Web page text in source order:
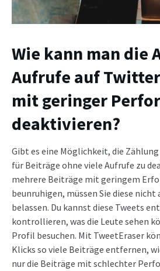
Wie kann man die
Aufrufe auf
mit geringer
deaktivieren?
Gibt es eine Möglichkeit, die
für Beiträge ohne viele Aufrufe zu
mehrere Beiträge mit geringem
beunruhigen, müssen Sie diese
belassen. Du kannst diese Tweets
kontrollieren, was die Leute sehen
Profil besuchen. Mit TweetEraser
Klicks so viele Beiträge entfernen,
nur die Beiträge mit schlechter